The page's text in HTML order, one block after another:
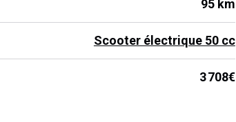
95 km
Scooter électrique 50 cc
3 708€